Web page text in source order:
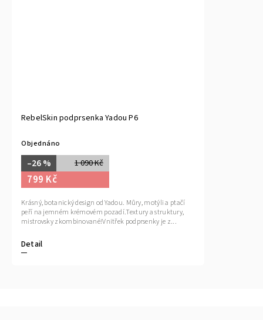
RebelSkin podprsenka Yadou P6
Objednáno
1 090 Kč
–26 %
799 Kč
Detail
Krásný, botanický design od Yadou. Můry, motýli a ptačí
peří na jemném krémovém pozadí.Textury a struktury,
mistrovsky zkombinované!Vnitřek podprsenky je z...